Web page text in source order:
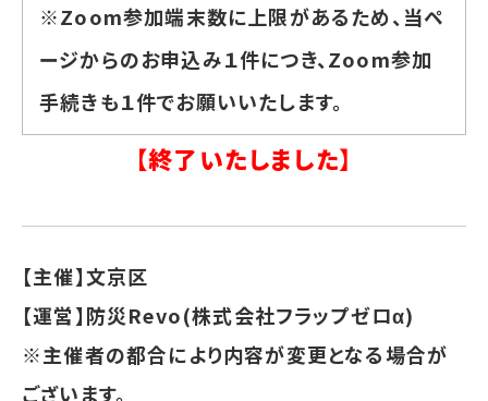
※Zoom参加端末数に上限があるため、当ペ
ージからのお申込み１件につき、Zoom参加
手続きも１件でお願いいたします。
【終了いたしました】
【主催】文京区
【運営】防災Revo(株式会社フラップゼロα)
※主催者の都合により内容が変更となる場合が
ございます。